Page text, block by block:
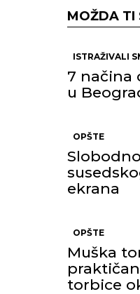
MOŽDA TI
ISTRAŽIVALI
7 načina
u
OPŠTE
ekrana
OPŠTE
Muška
torbice